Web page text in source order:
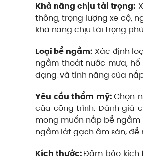
Khả năng chịu tải trọng:
thông, trọng lượng xe cộ,
khả năng chịu tải trọng
Loại bể ngầm: Xác định
ngầm thoát nước mưa,
dạng, và tính năng của
Yêu cầu thẩm mỹ:Chọn
của công trình. Đánh giá
mong muốn nắp bể
ngầm lát gạch âm sàn, để
Kích thước:Đảm bảo kích